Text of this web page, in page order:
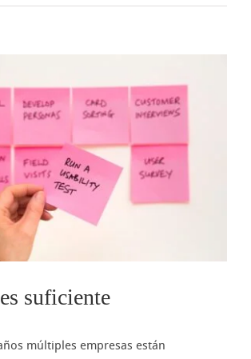
suficiente
múltiples empresas están